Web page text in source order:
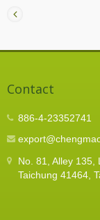
Contact
886-4-23352741
No. 81, Alley 135,
Taichung 41464,